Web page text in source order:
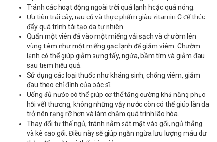
Tránh các hoạt động ngoài trời quá lạnh hoặc quá nóng.
Ưu tiên trái cây, rau củ và thực phẩm giàu vitamin C để thúc
đẩy quá trình tái tạo da tự nhiên.
Quấn một viên đá vào một miếng vải sạch và chườm lên
vùng tiêm như một miếng gạc lạnh để giảm viêm. Chườm
lạnh có thể giúp giảm sưng tấy, ngứa, bầm tím và giảm đau
sau tiêm hiệu quả.
Sử dụng các loại thuốc như kháng sinh, chống viêm, giảm
đau theo chỉ định của bác sĩ.
Uống đủ nước có thể giúp cơ thể tăng cường khả năng phục
hồi vết thương, không những vậy nước còn có thể giúp làn da
trở nên rạng rỡ hơn và làm chậm quá trình lão hóa.
Thay đổi tư thế ngủ, tránh nằm sát mặt vào gối, ngủ thẳng
và kê cao gối. Điều này sẽ giúp ngăn ngừa lưu lượng máu dư